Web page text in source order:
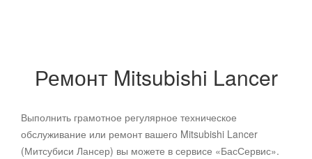
Ремонт Mitsubishi Lancer
Выполнить грамотное регулярное техническое
обслуживание или ремонт вашего Mitsubishi Lancer
(Митсубиси Лансер) вы можете в сервисе «БасСервис».